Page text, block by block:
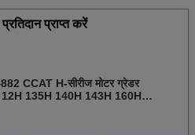
प्राप्त करें
CCAT H-सीरीज मोटर ग्रेडर
135H 140H 143H 160H